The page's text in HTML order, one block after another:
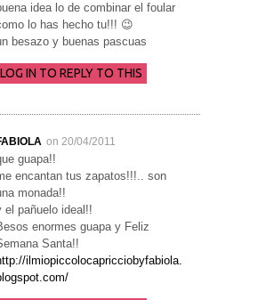
idea lo de combinar el foular
lo has hecho tu!!! 😉
besazo y buenas pascuas
LOG IN TO REPLY TO THIS
on 20/04/2011
guapa!!
encantan tus zapatos!!!.. son
monada!!
el pañuelo ideal!!
enormes guapa y Feliz
Santa!!
ilmiopiccolocapricciobyfabiola.